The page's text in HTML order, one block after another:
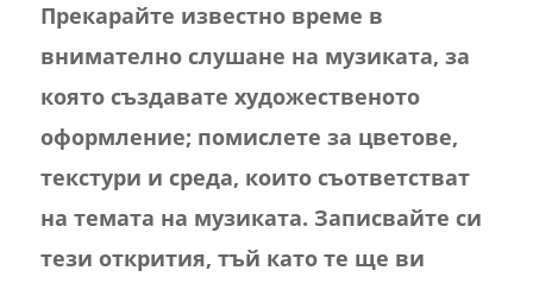
Прекарайте известно време в
внимателно слушане на музиката, за
която създавате художественото
оформление; помислете за цветове,
текстури и среда, които съответстват
на темата на музиката. Записвайте си
тези открития, тъй като те ще ви